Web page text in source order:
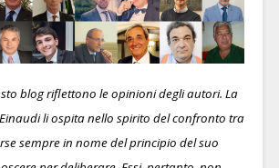
blog riflettono le opinioni degli autori. La
li ospita nello spirito del confronto tra
sempre in nome del principio del suo